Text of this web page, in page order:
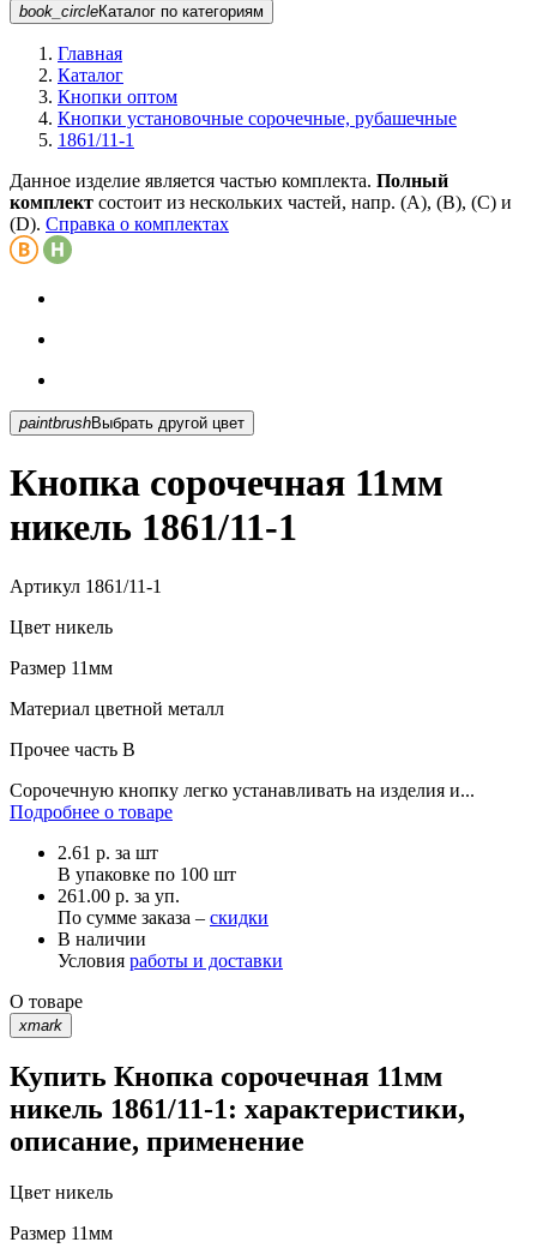
book_circleКаталог по категориям
Главная
Каталог
Кнопки оптом
Кнопки установочные сорочечные, рубашечные
1861/11-1
Данное изделие является частью комплекта. Полный
комплект состоит из нескольких частей, напр. (А), (B), (С) и
(D). Справка о комплектах
paintbrush Выбрать другой цвет
Кнопка сорочечная 11мм
никель 1861/11-1
Артикул 1861/11-1
Цвет никель
Размер 11мм
Материал цветной металл
Прочее часть В
Сорочечную кнопку легко устанавливать на изделия и...
Подробнее о товаре
2.61 р. за шт
В упаковке по 100 шт
261.00 р. за уп.
По сумме заказа – скидки
В наличии
Условия работы и доставки
О товаре
xmark
Купить Кнопка сорочечная 11мм
никель 1861/11-1: характеристики,
описание, применение
Цвет никель
Размер 11мм